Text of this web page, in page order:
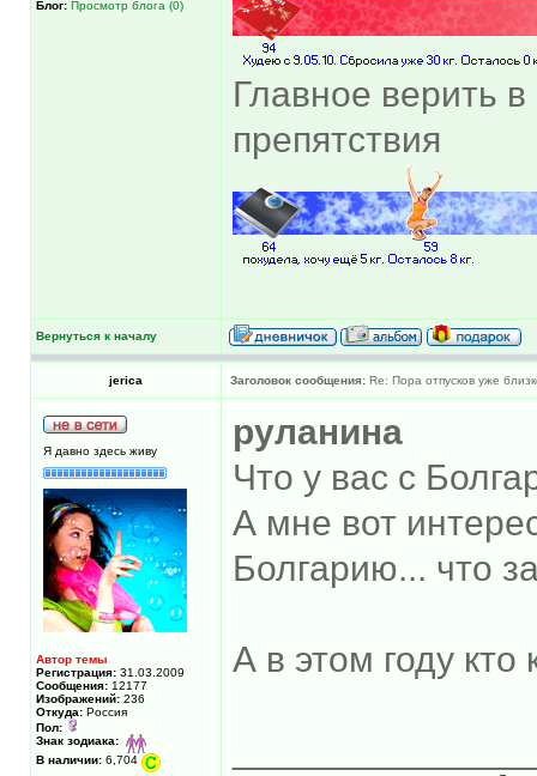
Блог: Просмотр блога (0)
Главное верить
препятствия
Вернуться к началу
jerica Заголовок сообщения: Re: Пора отпусков уже
Я давно здесь живу
Автор темы
Регистрация: 31.03.2009
Сообщения: 12177
Изображений: 236
Откуда: Россия
Пол:
Знак зодиака:
В наличии: 6,704
руланина
Что у вас с
А мне вот
Болгарию... что
А в этом году кто